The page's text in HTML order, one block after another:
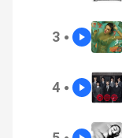
3 ●
4 ●